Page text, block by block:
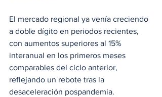
El mercado regional ya venía creciendo
a doble dígito en periodos recientes,
con aumentos superiores al 15%
interanual en los primeros meses
comparables del ciclo anterior,
reflejando un rebote tras la
desaceleración pospandemia.